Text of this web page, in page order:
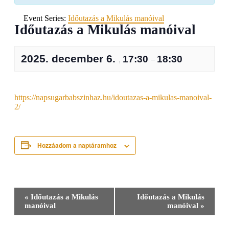
Event Series: Időutazás a Mikulás manóival
Időutazás a Mikulás manóival
2025. december 6. , 17:30 – 18:30
https://napsugarbabszinhaz.hu/idoutazas-a-mikulas-manoival-
2/
Hozzáadom a naptáramhoz
Esemény
navigáció
« Időutazás a Mikulás
manóival
Időutazás a Mikulás
manóival »